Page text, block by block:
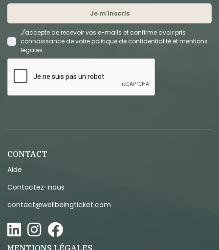
Je m'inscris
J'accepte de recevoir vos e-mails et confirme avoir pris
connaissance de votre politique de confidentialité et mentions
légales.
CONTACT
Aide
Contactez-nous
contact@wellbeingticket.com